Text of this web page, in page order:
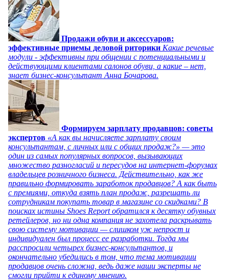
Продажи обуви и аксессуаров:
эффективные приемы деловой риторики Какие речевые
модули - эффективны при общении с потенциальными и
действующими клиентами салонов обуви, а какие – нет,
знает бизнес-консультант Анна Бочарова.
Формируем зарплату продавцов: советы
экспертов «А как вы начисляете зарплату своим
консультантам, с личных или с общих продаж?» — это
один из самых популярных вопросов, вызывающих
множество разногласий и пересудов на интернет-форумах
владельцев розничного бизнеса. Действительно, как же
правильно формировать заработок продавцов? А как быть
с премиями, откуда взять план продаж, разрешать ли
сотрудникам покупать товар в магазине со скидками? В
поисках истины Shoes Report обратился к десятку обувных
ретейлеров, но ни одна компания не захотела раскрывать
свою систему мотивации — слишком уж непрост и
индивидуален был процесс ее разработки. Тогда мы
расспросили четырех бизнес-консультантов, и
окончательно убедились в том, что тема мотивации
продавцов очень сложна, ведь даже наши эксперты не
смогли прийти к единому мнению.